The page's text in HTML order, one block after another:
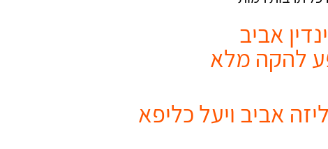
אביב
להקה מלא
אביב ויעל כליפא